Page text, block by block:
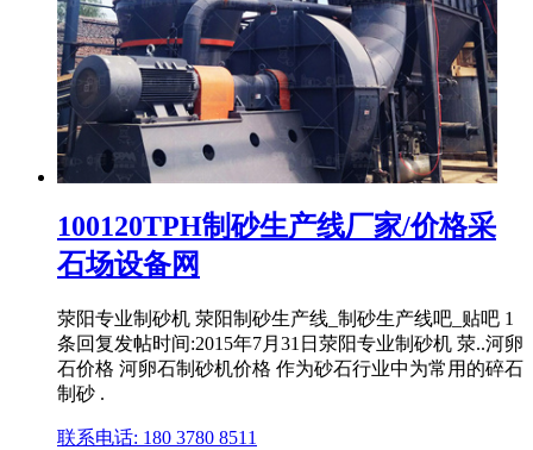
100120TPH制砂生产线厂家/价格采
石场设备网
荥阳专业制砂机 荥阳制砂生产线_制砂生产线吧_贴吧 1
条回复发帖时间:2015年7月31日荥阳专业制砂机 荥..河卵
石价格 河卵石制砂机价格 作为砂石行业中为常用的碎石
制砂 .
联系电话: 180 3780 8511